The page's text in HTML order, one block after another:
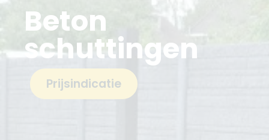
Beton
schuttingen
Prijsindicatie